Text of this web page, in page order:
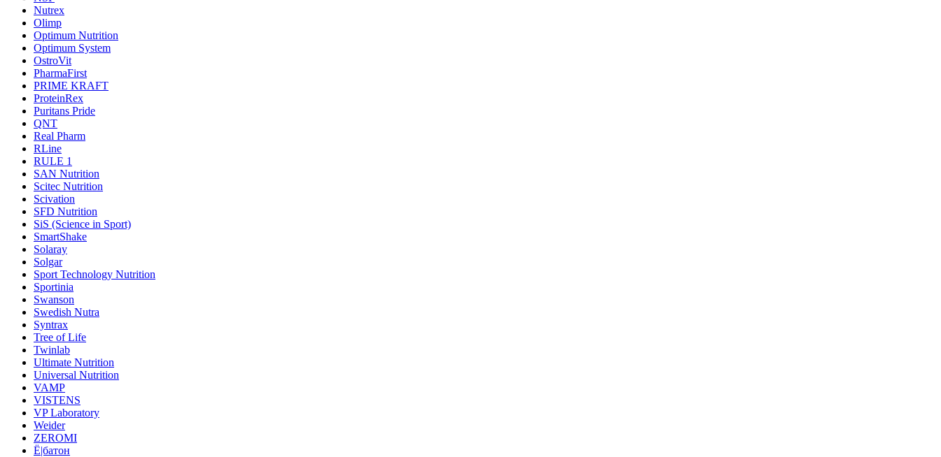
Nutrex
Olimp
Optimum Nutrition
Optimum System
OstroVit
PharmaFirst
PRIME KRAFT
ProteinRex
Puritans Pride
QNT
Real Pharm
RLine
RULE 1
SAN Nutrition
Scitec Nutrition
Scivation
SFD Nutrition
SiS (Science in Sport)
SmartShake
Solaray
Solgar
Sport Technology Nutrition
Sportinia
Swanson
Swedish Nutra
Syntrax
Tree of Life
Twinlab
Ultimate Nutrition
Universal Nutrition
VAMP
VISTENS
VP Laboratory
Weider
ZEROMI
Ё|батон